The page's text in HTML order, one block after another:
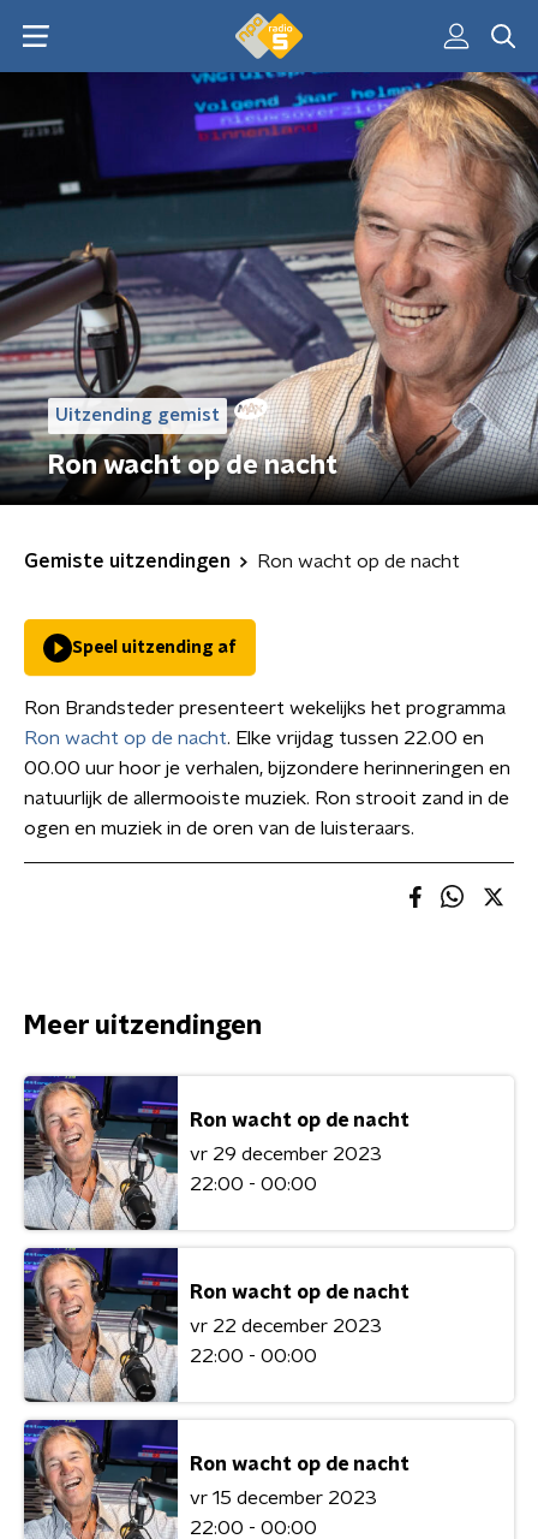
Uitzending gemist
Ron wacht op de nacht
Gemiste uitzendingen Ron wacht op de nacht
Speel uitzending af
Ron Brandsteder presenteert wekelijks het programma
Ron wacht op de nacht. Elke vrijdag tussen 22.00 en
00.00 uur hoor je verhalen, bijzondere herinneringen en
natuurlijk de allermooiste muziek. Ron strooit zand in de
ogen en muziek in de oren van de luisteraars.
Meer uitzendingen
Ron wacht op de nacht
vr 29 december 2023
22:00 - 00:00
Ron wacht op de nacht
vr 22 december 2023
22:00 - 00:00
Ron wacht op de nacht
vr 15 december 2023
22:00 - 00:00